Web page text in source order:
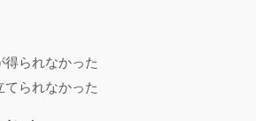
得られなかった
てられなかった